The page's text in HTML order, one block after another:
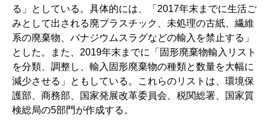
る」としている。具体的には、「2017年末までに生活ご
みとして出される廃プラスチック、未処理の古紙、繊維
系の廃棄物、バナジウムスラグなどの輸入を禁止する」
とした。また、2019年末までに「固形廃棄物輸入リスト
を分類、調整し、輸入固形廃棄物の種類と数量を大幅に
減少させる」ともしている。これらのリストは、環境保
護部、商務部、国家発展改革委員会、税関総署、国家質
検総局の5部門が作成する。